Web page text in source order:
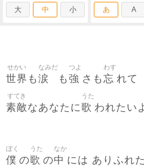
大 中 小 あ A
世界
せかい
も涙
なみだ
も強
つよ
さも忘
わす
れて
素敵
すてき
なあなたに歌
うた
われたい
僕
ぼく
の歌
うた
の中
なか
には ありふれた